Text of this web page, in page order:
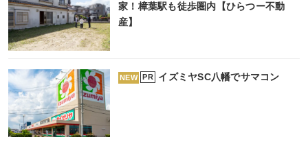
家！樟葉駅も徒歩圏内【ひらつー不動
産】
NEW PR イズミヤSC八幡でサマコン